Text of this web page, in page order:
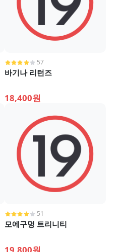
57
바기나 리턴즈
18,400원
51
모에구멍 트리니티
19,800원